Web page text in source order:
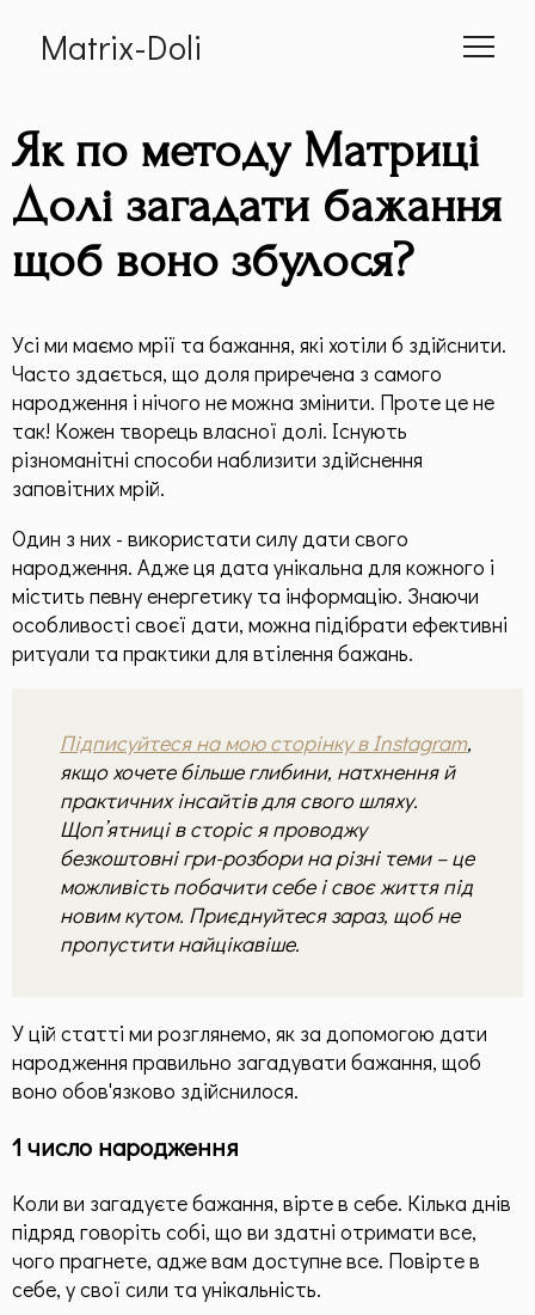
Matrix-Doli
Про мене
Cумісність
Статті
Дитяча Матриця
Гроші по методу "Матриці Долі"
Призначення по методу "Матриці Долі"
Матриця, як інструмент
Пасивне опрацювання
Родові програми
Загальна інформація
Здоров'я
Додаткові матеріали
Чек-листи
Контакти
Як по методу Матриці
Долі загадати бажання
щоб воно збулося?
Усі ми маємо мрії та бажання, які хотіли б здійснити.
Часто здається, що доля приречена з самого
народження і нічого не можна змінити. Проте це не
так! Кожен творець власної долі. Існують
різноманітні способи наблизити здійснення
заповітних мрій.
Один з них - використати силу дати свого
народження. Адже ця дата унікальна для кожного і
містить певну енергетику та інформацію. Знаючи
особливості своєї дати, можна підібрати ефективні
ритуали та практики для втілення бажань.
Підписуйтеся на мою сторінку в Instagram,
якщо хочете більше глибини, натхнення й
практичних інсайтів для свого шляху.
Щоп’ятниці в сторіс я проводжу
безкоштовні гри-розбори на різні теми – це
можливість побачити себе і своє життя під
новим кутом. Приєднуйтеся зараз, щоб не
пропустити найцікавіше.
У цій статті ми розглянемо, як за допомогою дати
народження правильно загадувати бажання, щоб
воно обов'язково здійснилося.
1 число народження
Коли ви загадуєте бажання, вірте в себе. Кілька днів
підряд говоріть собі, що ви здатні отримати все,
чого прагнете, адже вам доступне все. Повірте в
себе, у свої сили та унікальність.